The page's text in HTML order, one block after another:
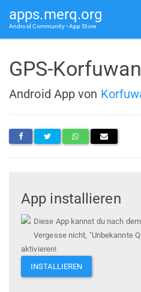
apps.merq.org
Android Community • App Store
GPS-
Android App von
App installieren
Diese App kannst du nach
Vergesse nicht, "Unbekannte
aktivieren!
INSTALLIEREN